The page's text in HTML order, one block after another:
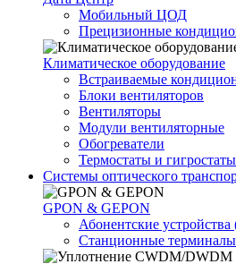
Мобильный ЦОД
Прецизионные
Климатичeское оборудование
Встраиваемые
Блоки вентиляторов
Вентиляторы
Модули вентиляторные
Обогреватели
Термостаты и гигростаты
Системы оптического
GPON & GEPON
Абонентские
Станционные